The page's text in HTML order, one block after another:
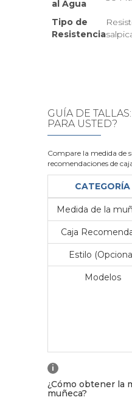
al Agua
Tipo de
Resistencia
GUÍA DE
PARA USTED?
Compare la medida de
recomendaciones de
CATEGORÍA
Medida de la
Caja
Estilo
Modelos
i
¿Cómo obtener la
muñeca?